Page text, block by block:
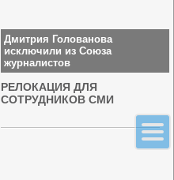
Дмитрия Голованова
исключили из Союза
журналистов
РЕЛОКАЦИЯ ДЛЯ
СОТРУДНИКОВ СМИ